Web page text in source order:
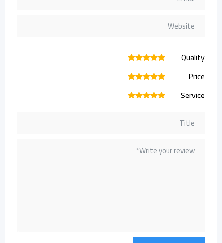
Quality
5
4
3
2
Price
5
4
3
2
Service
5
4
3
2